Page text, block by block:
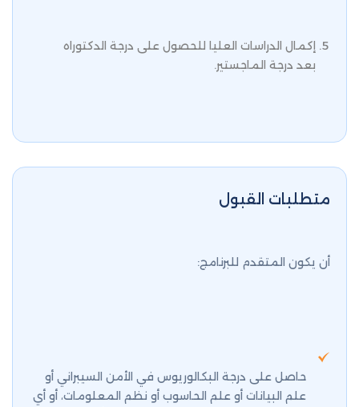
إكمال الدراسات العليا للحصول على درجة الدكتوراه
بعد درجة الماجستير.
متطلبات القبول
أن يكون المتقدم للبرنامج:
حاصل على درجة البكالوريوس في الأمن السيبراني أو
علم البيانات أو علم الحاسوب أو نظم المعلومات، أو أي